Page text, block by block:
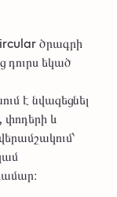
ծրագրի
դուրս եկած
է նվազեցնել
փոդերի և